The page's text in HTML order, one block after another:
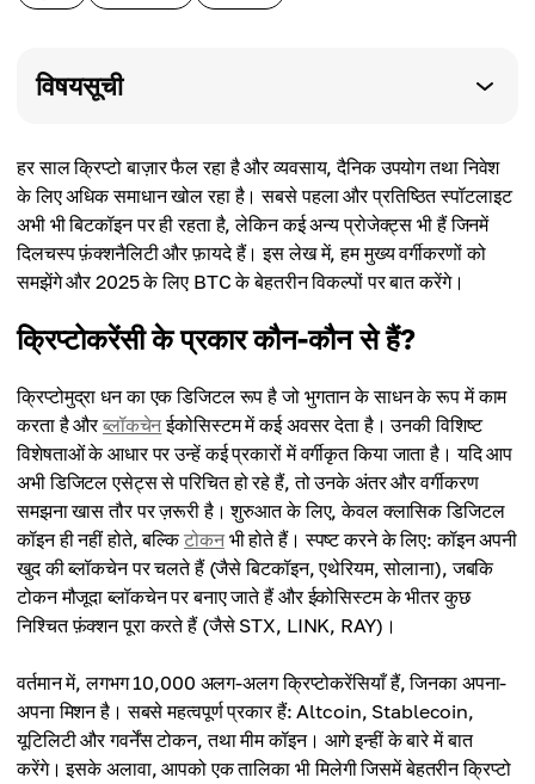
विषयसूची
हर साल क्रिप्टो बाज़ार फैल रहा है और व्यवसाय, दैनिक उपयोग तथा निवेश
के लिए अधिक समाधान खोल रहा है। सबसे पहला और प्रतिष्ठित स्पॉटलाइट
अभी भी बिटकॉइन पर ही रहता है, लेकिन कई अन्य प्रोजेक्ट्स भी हैं जिनमें
दिलचस्प फ़ंक्शनैलिटी और फ़ायदे हैं। इस लेख में, हम मुख्य वर्गीकरणों को
समझेंगे और 2025 के लिए BTC के बेहतरीन विकल्पों पर बात करेंगे।
क्रिप्टोकरेंसी के प्रकार कौन-कौन से हैं?
क्रिप्टोमुद्रा धन का एक डिजिटल रूप है जो भुगतान के साधन के रूप में काम
करता है औरब्लॉकचेनईकोसिस्टम में कई अवसर देता है। उनकी विशिष्ट
विशेषताओं के आधार पर उन्हें कई प्रकारों में वर्गीकृत किया जाता है। यदि आप
अभी डिजिटल एसेट्स से परिचित हो रहे हैं, तो उनके अंतर और वर्गीकरण
समझना खास तौर पर ज़रूरी है। शुरुआत के लिए, केवल क्लासिक डिजिटल
कॉइन ही नहीं होते, बल्किटोकनभी होते हैं। स्पष्ट करने के लिए: कॉइन अपनी
खुद की ब्लॉकचेन पर चलते हैं (जैसे बिटकॉइन, एथेरियम, सोलाना), जबकि
टोकन मौजूदा ब्लॉकचेन पर बनाए जाते हैं और ईकोसिस्टम के भीतर कुछ
निश्चित फ़ंक्शन पूरा करते हैं (जैसे STX, LINK, RAY)।
वर्तमान में, लगभग 10,000 अलग-अलग क्रिप्टोकरेंसियाँ हैं, जिनका अपना-
अपना मिशन है। सबसे महत्वपूर्ण प्रकार हैं: Altcoin, Stablecoin,
यूटिलिटी और गवर्नेंस टोकन, तथा मीम कॉइन। आगे इन्हीं के बारे में बात
करेंगे। इसके अलावा, आपको एक तालिका भी मिलेगी जिसमें बेहतरीन क्रिप्टो